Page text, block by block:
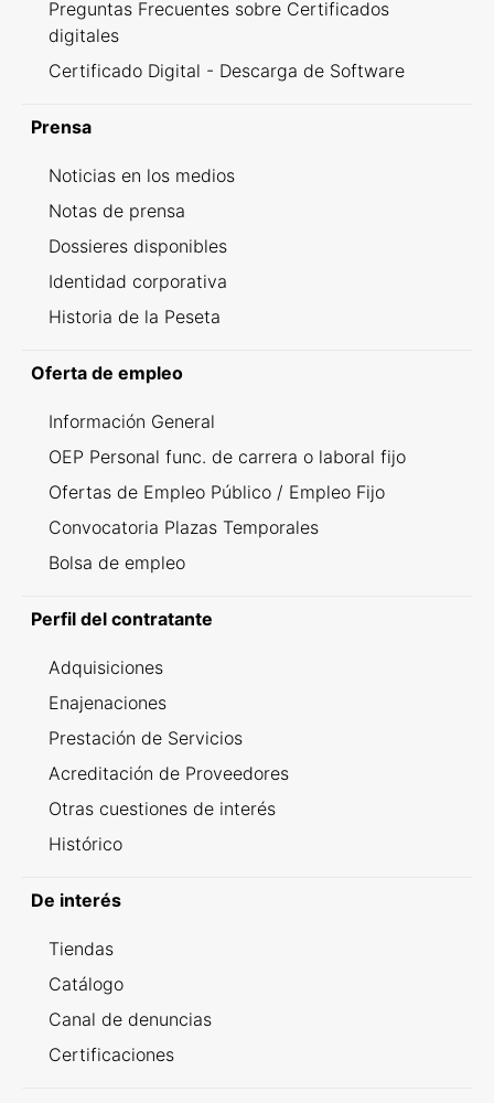
Preguntas Frecuentes sobre Certificados
digitales
Certificado Digital - Descarga de Software
Prensa
Noticias en los medios
Notas de prensa
Dossieres disponibles
Identidad corporativa
Historia de la Peseta
Oferta de empleo
Información General
OEP Personal func. de carrera o laboral fijo
Ofertas de Empleo Público / Empleo Fijo
Convocatoria Plazas Temporales
Bolsa de empleo
Perfil del contratante
Adquisiciones
Enajenaciones
Prestación de Servicios
Acreditación de Proveedores
Otras cuestiones de interés
Histórico
De interés
Tiendas
Catálogo
Canal de denuncias
Certificaciones